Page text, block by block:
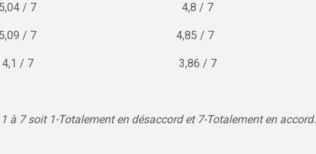
/ 7 4,8 / 7
/ 7 4,85 / 7
4,1 / 7 3,86 / 7
à 7 soit 1-Totalement en désaccord et 7-Totalement en accord.